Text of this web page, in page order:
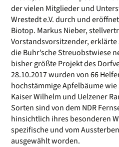
der vielen Mitglieder und
Wrestedt e.V. durch und
Biotop. Markus Nieber,
Vorstandsvorsitzender, erklärte
die Buhr’sche Streuobstwiese
bisher größte Projekt des
28.10.2017 wurden von 66
hochstämmige Apfelbäume
Kaiser Wilhelm und Uelzener
Sorten sind von dem NDR
hinsichtlich ihres besonderen
spezifische und vom
ausgewählt worden.